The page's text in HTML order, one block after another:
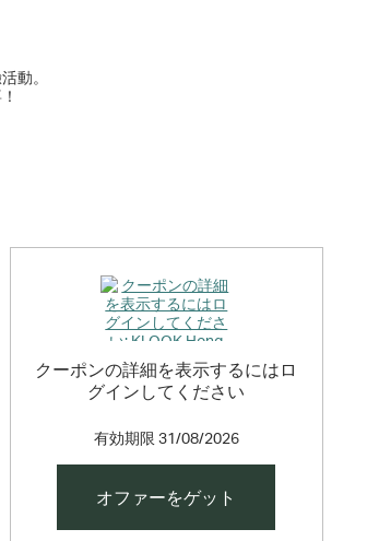
動。
クーポンの詳細を表示するにはロ
グインしてください
有効期限 31/08/2026
オファーをゲット